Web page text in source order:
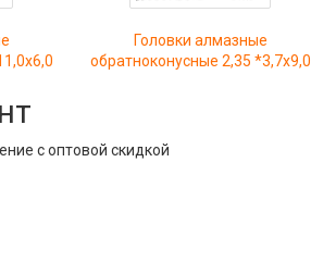
Головки алмазные
обратноконусные 2,35 *3,7х9,0
с оптовой скидкой